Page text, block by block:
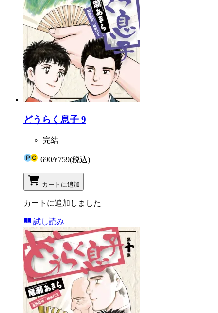
どうらく息子 9
完結
690/¥759(税込)
カートに追加
カートに追加しました
試し読み